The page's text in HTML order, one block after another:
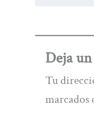
Deja
Tu
marcados